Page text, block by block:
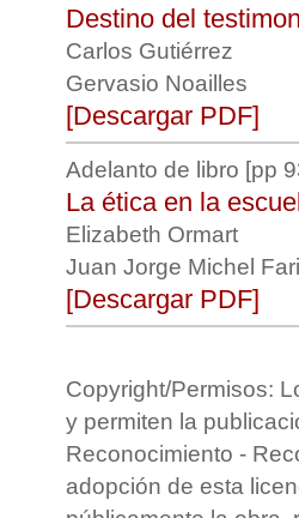
Destino del
Carlos Gutiérrez
Gervasio Noailles
[Descargar PDF]
Adelanto de libro [pp
La ética en la
Elizabeth Ormart
Juan Jorge Michel
[Descargar PDF]
Copyright/Permisos:
y permiten la
Reconocimiento -
adopción de esta